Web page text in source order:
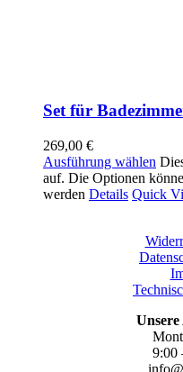
Set für
269,00 €
Ausführung wählen
auf. Die Optionen
werden Details Quick
9:00